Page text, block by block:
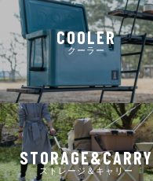
COOLER
クーラー
STORAGE&CARRY
ストレージ＆キャリー